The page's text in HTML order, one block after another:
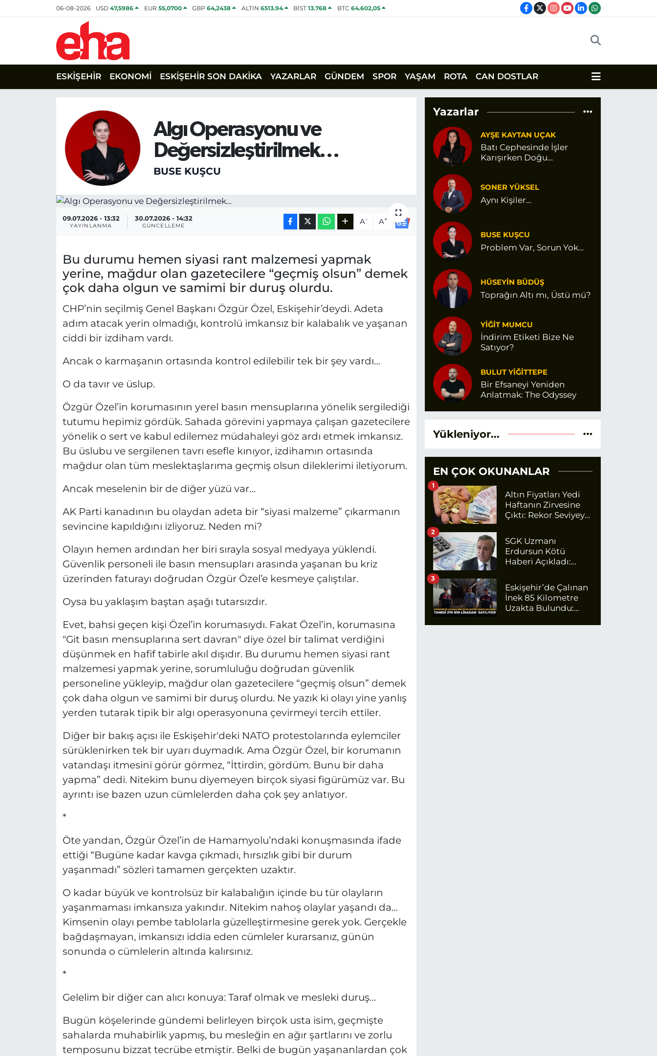
06-08-2026 USD47,5986 EUR 55,0700 GBP64,2438 ALTIN 6513.94 BİST13.768 BTC 64.602,05
ESKİŞEHİR EKONOMİ ESKİŞEHİR SON DAKİKA YAZARLAR GÜNDEM SPOR YAŞAM ROTA CAN DOSTLAR
Algı Operasyonu ve
Değersizleştirilmek…
BUSE KUŞCU
09.07.2026 - 13:32
YAYINLANMA
30.07.2026 - 14:32
GÜNCELLEME A- A+
Bu durumu hemen siyasi rant malzemesi yapmak
yerine, mağdur olan gazetecilere “geçmiş olsun” demek
çok daha olgun ve samimi bir duruş olurdu.
CHP’nin seçilmiş Genel Başkanı Özgür Özel, Eskişehir’deydi. Adeta
adım atacak yerin olmadığı, kontrolü imkansız bir kalabalık ve yaşanan
ciddi bir izdiham vardı.
Ancak o karmaşanın ortasında kontrol edilebilir tek bir şey vardı…
O da tavır ve üslup.
Özgür Özel’in korumasının yerel basın mensuplarına yönelik sergilediği
tutumu hepimiz gördük. Sahada görevini yapmaya çalışan gazetecilere
yönelik o sert ve kabul edilemez müdahaleyi göz ardı etmek imkansız.
Bu üslubu ve sergilenen tavrı esefle kınıyor, izdihamın ortasında
mağdur olan tüm meslektaşlarıma geçmiş olsun dileklerimi iletiyorum.
Ancak meselenin bir de diğer yüzü var…
AK Parti kanadının bu olaydan adeta bir “siyasi malzeme” çıkarmanın
sevincine kapıldığını izliyoruz. Neden mi?
Olayın hemen ardından her biri sırayla sosyal medyaya yüklendi.
Güvenlik personeli ile basın mensupları arasında yaşanan bu kriz
üzerinden faturayı doğrudan Özgür Özel’e kesmeye çalıştılar.
Oysa bu yaklaşım baştan aşağı tutarsızdır.
Evet, bahsi geçen kişi Özel’in korumasıydı. Fakat Özel’in, korumasına
"Git basın mensuplarına sert davran" diye özel bir talimat verdiğini
düşünmek en hafif tabirle akıl dışıdır. Bu durumu hemen siyasi rant
malzemesi yapmak yerine, sorumluluğu doğrudan güvenlik
personeline yükleyip, mağdur olan gazetecilere “geçmiş olsun” demek
çok daha olgun ve samimi bir duruş olurdu. Ne yazık ki olayı yine yanlış
yerden tutarak tipik bir algı operasyonuna çevirmeyi tercih ettiler.
Diğer bir bakış açısı ile Eskişehir'deki NATO protestolarında eylemciler
sürüklenirken tek bir uyarı duymadık. Ama Özgür Özel, bir korumanın
vatandaşı itmesini görür görmez, “İttirdin, gördüm. Bunu bir daha
yapma” dedi. Nitekim bunu diyemeyen birçok siyasi figürümüz var. Bu
ayrıntı ise bazen uzun cümlelerden daha çok şey anlatıyor.
*
Öte yandan, Özgür Özel’in de Hamamyolu’ndaki konuşmasında ifade
ettiği “Bugüne kadar kavga çıkmadı, hırsızlık gibi bir durum
yaşanmadı” sözleri tamamen gerçekten uzaktır.
O kadar büyük ve kontrolsüz bir kalabalığın içinde bu tür olayların
yaşanmaması imkansıza yakındır. Nitekim nahoş olaylar yaşandı da…
Kimsenin olayı pembe tablolarla güzelleştirmesine gerek yok. Gerçekle
bağdaşmayan, imkansızı iddia eden cümleler kurarsanız, günün
sonunda o cümlelerin altında kalırsınız.
*
Gelelim bir diğer can alıcı konuya: Taraf olmak ve mesleki duruş…
Bugün köşelerinde gündemi belirleyen birçok usta isim, geçmişte
sahalarda muhabirlik yapmış, bu mesleğin en ağır şartlarını ve zorlu
temposunu bizzat tecrübe etmiştir. Belki de bugün yaşananlardan çok
Yazarlar
AYŞE KAYTAN UÇAK
Batı Cephesinde İşler
Karışırken Doğu
SONER YÜKSEL
Aynı Kişiler…
BUSE KUŞCU
Problem Var, Sorun Yok…
HÜSEYİN BÜDÜŞ
Toprağın Altı mı, Üstü mü?
YİĞİT MUMCU
İndirim Etiketi Bize Ne
Satıyor?
BULUT YİĞİTTEPE
Bir Efsaneyi Yeniden
Anlatmak: The Odyssey
Yükleniyor...
EN ÇOK OKUNANLAR
Altın Fiyatları Yedi
Haftanın Zirvesine
Çıktı: Rekor Seviyeye
1
SGK Uzmanı
Erdursun Kötü
Haberi Açıkladı:
İçin Net Rakam
2
Eskişehir’de Çalınan
İnek 85 Kilometre
Uzakta Bulundu:
Liradan Satılıyor
3